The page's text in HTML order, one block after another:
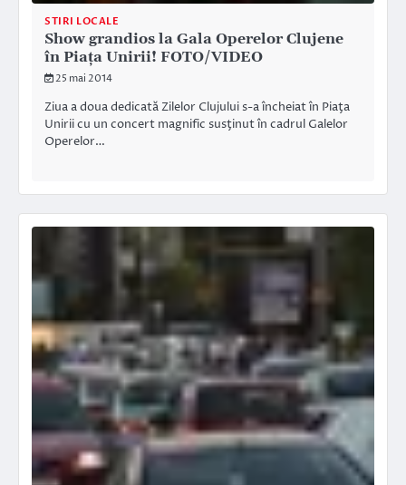
STIRI LOCALE
Show grandios la Gala Operelor Clujene
în Piaţa Unirii! FOTO/VIDEO
25 mai 2014
Ziua a doua dedicată Zilelor Clujului s-a încheiat în Piaţa
Unirii cu un concert magnific susţinut în cadrul Galelor
Operelor…